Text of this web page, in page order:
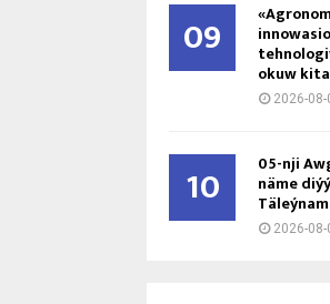
09
okuw
2026-08-
10 05-nji
näme
2026-08-